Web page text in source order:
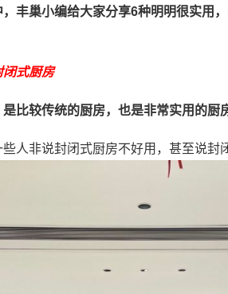
丰巢小编给大家分享6种明明很实用
式厨房
比较传统的厨房，也是非常实用的厨
人非说封闭式厨房不好用，甚至说封